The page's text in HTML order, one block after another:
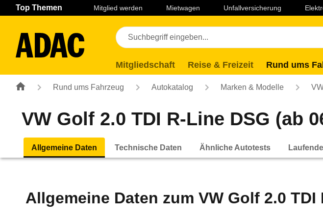
Navigation Seiteninhalt Fußzeile
Top Themen Mitglied werden Mietwagen Unfallversicherung
Mitgliedschaft Reise & Freizeit Rund ums
Rund ums Fahrzeug Autokatalog Marken & Modelle
VW Golf 2.0 TDI R-Line DSG (ab
Allgemeine Daten Technische Daten Ähnliche Autotests
Allgemeine Daten zum VW Golf 2.0 TDI